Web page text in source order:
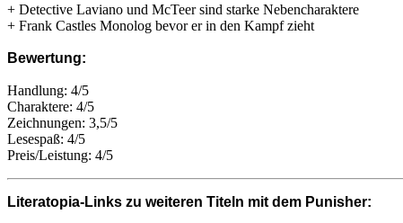
+ Detective Laviano und McTeer sind starke Nebencharaktere
+ Frank Castles Monolog bevor er in den Kampf zieht
Bewertung:
Handlung: 4/5
Charaktere: 4/5
Zeichnungen: 3,5/5
Lesespaß: 4/5
Preis/Leistung: 4/5
Literatopia-Links zu weiteren Titeln mit dem Punisher: